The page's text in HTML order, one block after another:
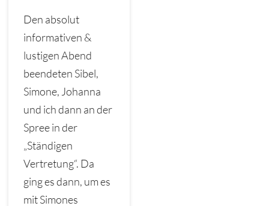
Den absolut
informativen &
lustigen Abend
beendeten Sibel,
Simone, Johanna
und ich dann an der
Spree in der
„Ständigen
Vertretung“. Da
ging es dann, um es
mit Simones